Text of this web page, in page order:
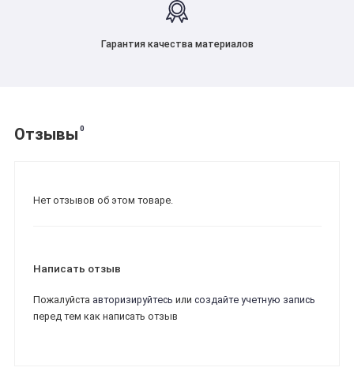
Гарантия качества материалов
Отзывы 0
Нет отзывов об этом товаре.
Написать отзыв
Пожалуйста авторизируйтесь или создайте учетную запись
перед тем как написать отзыв